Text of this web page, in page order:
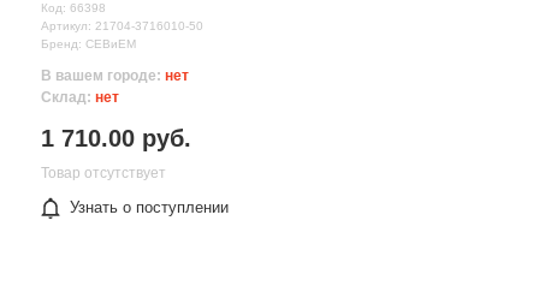
Код: 66398
Артикул: 21704-3716010-50
Бренд: СЕВиЕМ
В вашем городе: нет
Склад: нет
1 710.00 руб.
Товар отсутствует
Узнать о поступлении